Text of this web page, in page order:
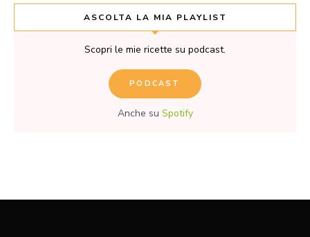
ASCOLTA LA MIA PLAYLIST
Scopri le mie ricette su podcast.
PODCAST
Anche su Spotify